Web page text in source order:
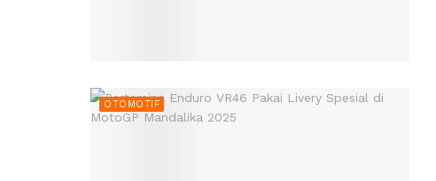
OTOMOTIF